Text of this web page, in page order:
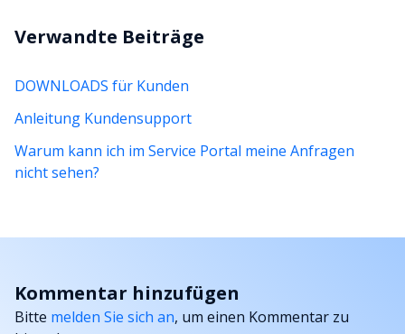
Verwandte Beiträge
DOWNLOADS für Kunden
Anleitung Kundensupport
Warum kann ich im Service Portal meine Anfragen
nicht sehen?
Kommentar hinzufügen
Bitte melden Sie sich an, um einen Kommentar zu